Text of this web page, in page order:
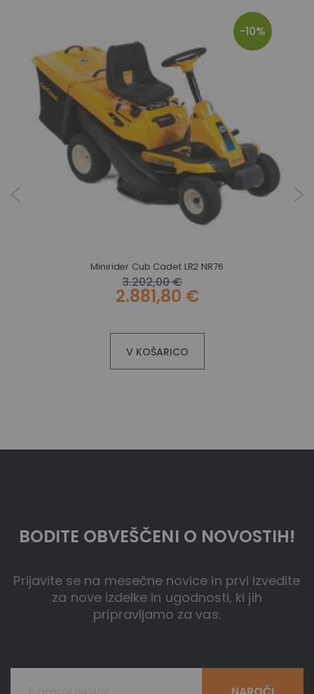
-10%
Minirider Cub Cadet LR2 NR76
3.202,00 €
2.881,80 €
V KOŠARICO
BODITE OBVEŠČENI O NOVOSTIH!
Prijavite se na mesečne novice in prvi izvedite
za nove izdelke in ugodnosti, ki jih
pripravljamo za vas.